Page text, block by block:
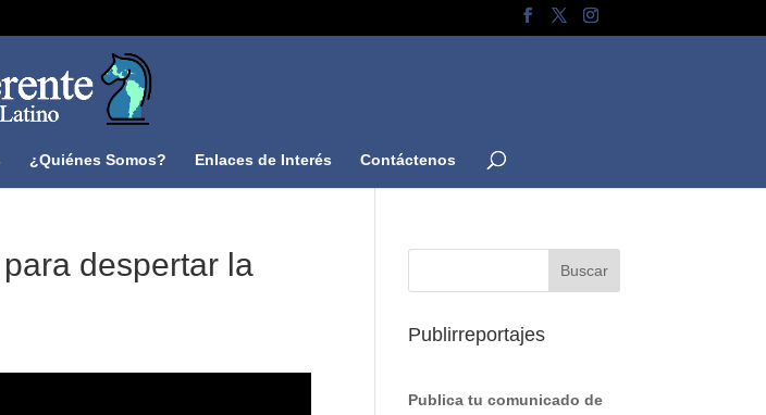
¿Quiénes Somos? Enlaces de Interés Contáctenos
despertar la
Publirreportajes
Publica tu comunicado de